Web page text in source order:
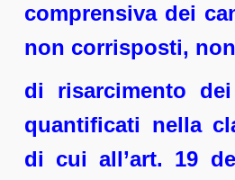
comprensiva dei
non corrisposti,
di risarcimento
quantificati nella
di cui all’art. 19